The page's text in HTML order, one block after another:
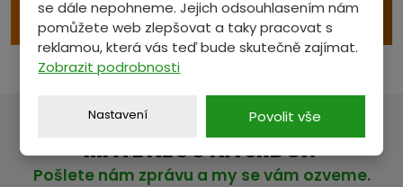
eVÝKUP S ODVOZEM
MÁTE NĚCO NA SRDCI?
Pošlete nám zprávu a my se vám ozveme.
se dále nepohneme. Jejich odsouhlasením nám
pomůžete web zlepšovat a taky pracovat s
reklamou, která vás teď bude skutečně zajímat.
Zobrazit podrobnosti
Nastavení Povolit vše